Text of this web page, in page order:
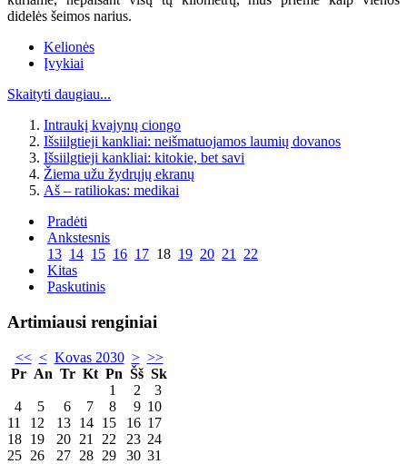
didelės šeimos narius.
Kelionės
Įvykiai
Skaityti daugiau...
Intraukį kvajynų ciongo
Išsiilgtieji kankliai: neišmatuojamos laumių dovanos
Išsiilgtieji kankliai: kitokie, bet savi
Žiema užu žydrųjų ekranų
Aš – ratiliokas: medikai
Pradėti
Ankstesnis
13 14 15 16 17 18 19 20 21 22
Kitas
Paskutinis
Artimiausi renginiai
<< < Kovas 2030 > >>
Pr An Tr Kt Pn Šš Sk
1
2
3
4
5 6 7 8 9 10
11
12 13 14 15 16 17
18 19 20 21 22 23 24
25 26 27 28 29 30 31